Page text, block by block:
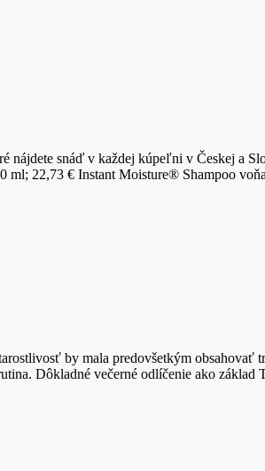
nájdete snáď v každej kúpeľni v Českej a
22,73 € Instant Moisture® Shampoo
by mala predovšetkým obsahovať
Dôkladné večerné odlíčenie ako základ